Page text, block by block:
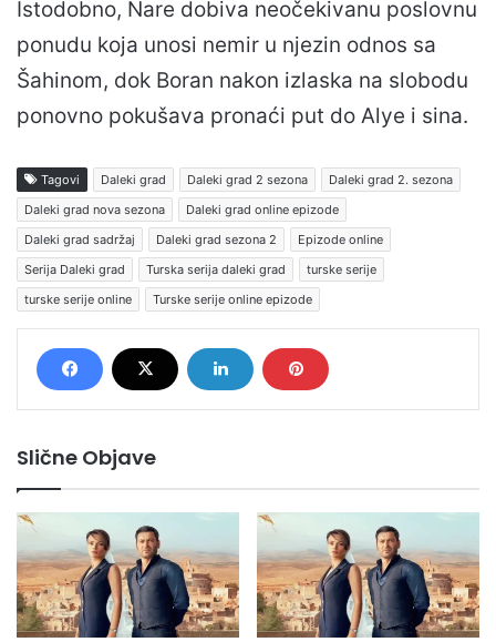
Istodobno, Nare dobiva neočekivanu poslovnu
ponudu koja unosi nemir u njezin odnos sa
Šahinom, dok Boran nakon izlaska na slobodu
ponovno pokušava pronaći put do Alye i sina.
Tagovi Daleki grad Daleki grad 2 sezona
Daleki grad 2. sezona
Daleki grad nova sezona
Daleki grad online epizode
Daleki grad sadržaj
Daleki grad sezona 2
Epizode online
Serija Daleki grad
Turska serija daleki grad
turske serije
turske serije online
Turske serije online epizode
Slične Objave